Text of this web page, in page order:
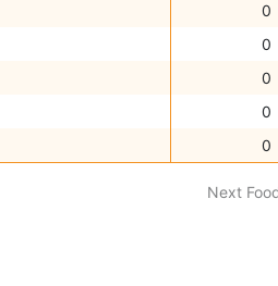
0
0
0
0
0
Next